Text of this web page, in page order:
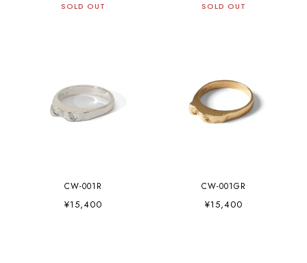
SOLD OUT SOLD OUT
CW-001R
¥15,400
CW-001GR
¥15,400